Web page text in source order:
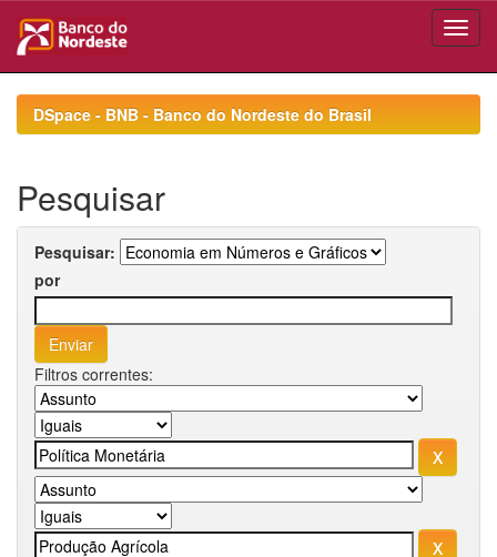
navigationDSpace - BNB - Banco do Nordeste do Brasil
Pesquisar
Pesquisar:
por
Filtros correntes: